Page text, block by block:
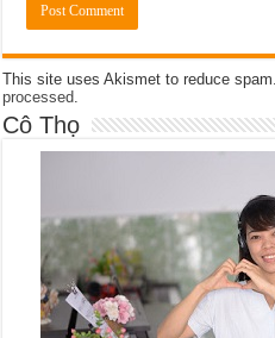
This site uses Akismet to reduce spam.
processed
Cô Thọ